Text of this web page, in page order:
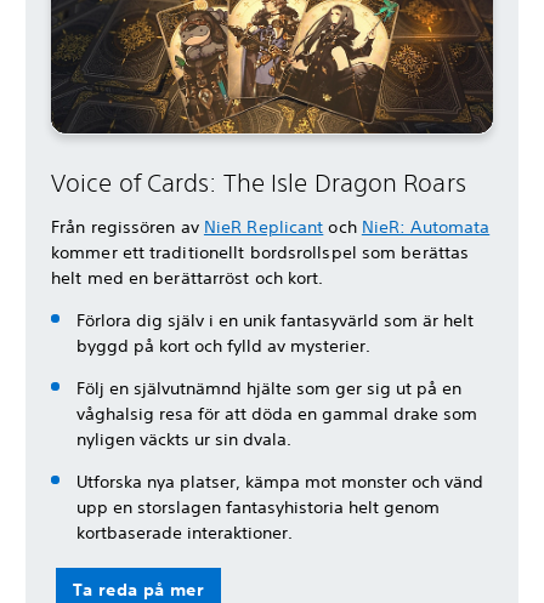
Voice of Cards: The Isle Dragon Roars
Från regissören av NieR Replicant och NieR: Automata
kommer ett traditionellt bordsrollspel som berättas
helt med en berättarröst och kort.
Förlora dig själv i en unik fantasyvärld som är helt
byggd på kort och fylld av mysterier.
Följ en självutnämnd hjälte som ger sig ut på en
våghalsig resa för att döda en gammal drake som
nyligen väckts ur sin dvala.
Utforska nya platser, kämpa mot monster och vänd
upp en storslagen fantasyhistoria helt genom
kortbaserade interaktioner.
Ta reda på mer